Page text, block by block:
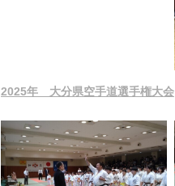
2025年 大分県空手道選手権大会